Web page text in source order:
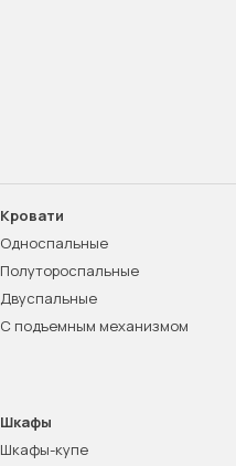
Кровати
Односпальные
Полутороспальные
Двуспальные
С подъемным механизмом
Шкафы
Шкафы-купе